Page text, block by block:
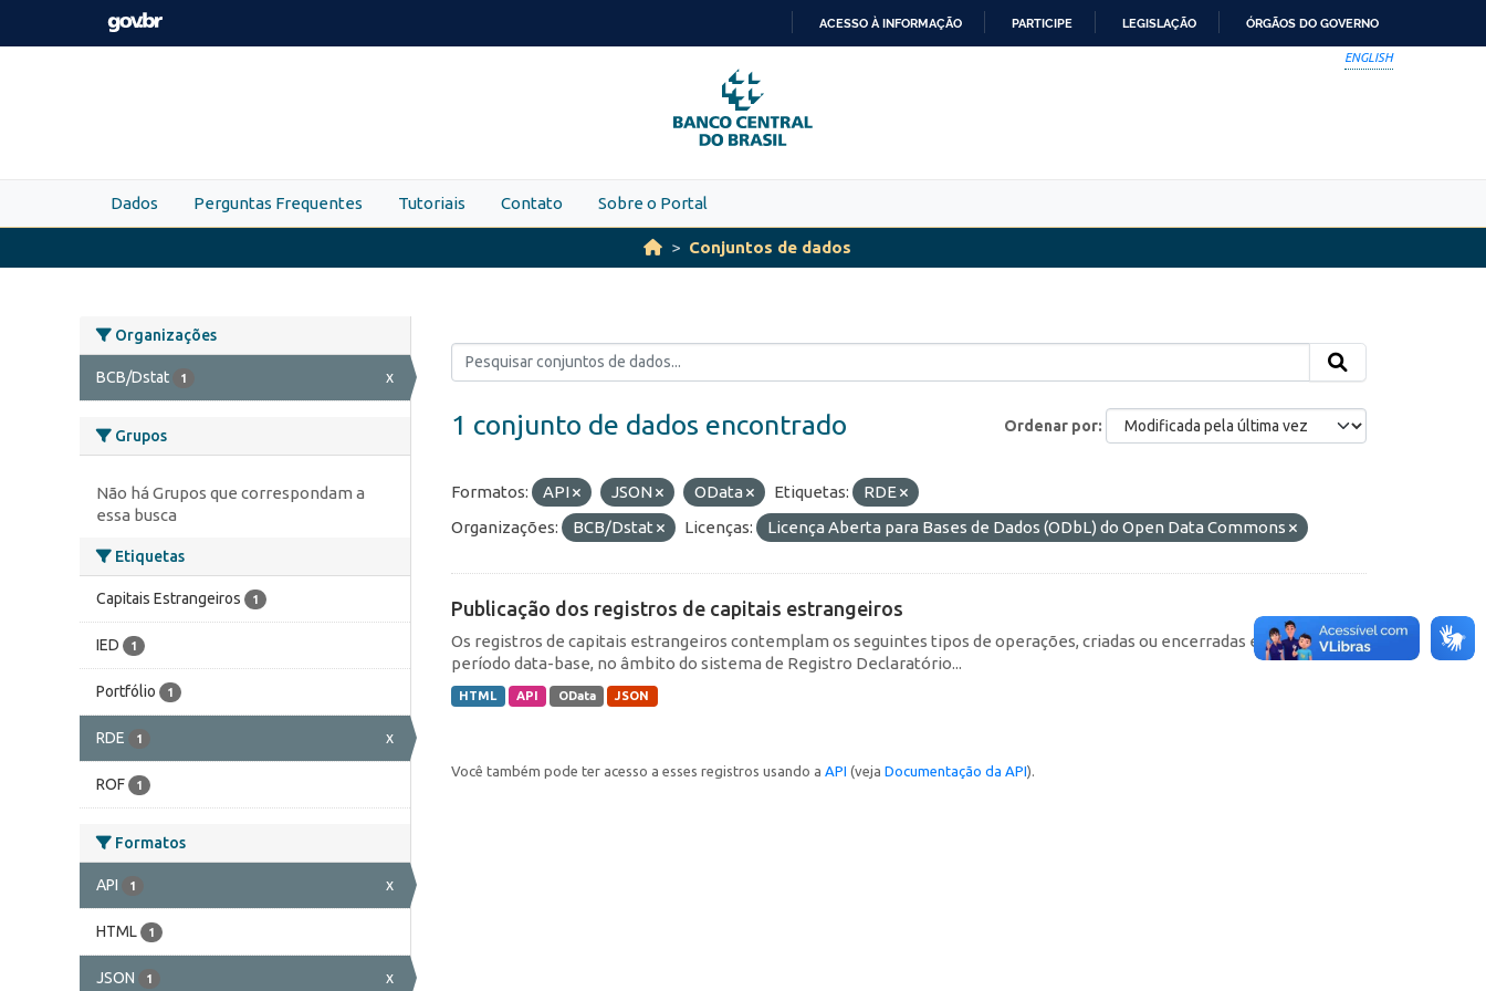
Skip to main content
PARA
O
CONTEÚDO
ACESSO À INFORMAÇÃO PARTICIPE LEGISLAÇÃO ÓRGÃOS DO GOVERNO
ENGLISH
Dados Perguntas Frequentes Tutoriais Contato Sobre o Portal
Conjuntos de dados
Organizações
BCB/Dstat 1 x
Grupos
Não há Grupos que correspondam a
essa busca
Etiquetas
Capitais Estrangeiros 1
IED 1
Portfólio 1
RDE 1 x
ROF 1
Formatos
API 1 x
HTML 1
JSON 1 x
Ordenar por
1 conjunto de dados encontrado
Formatos: API JSON OData Etiquetas:
RDE
Organizações:
BCB/Dstat Licenças: Licença Aberta para Bases de Dados (ODbL) do Open Data Commons
Publicação dos registros de capitais estrangeiros
Os registros de capitais estrangeiros contemplam os seguintes tipos de operações, criadas ou encerradas em cada
período data-base, no âmbito do sistema de Registro Declaratório...
HTML API OData JSON
Você também pode ter acesso a esses registros usando a API (veja Documentação da API).